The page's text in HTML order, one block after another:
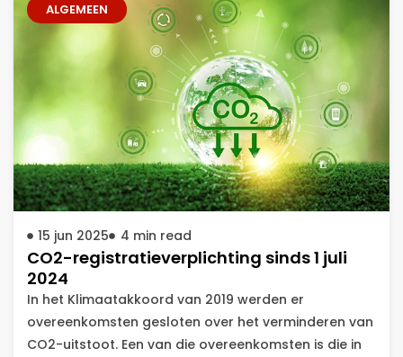
ALGEMEEN
15 jun 2025 4 min read
CO2-registratieverplichting sinds 1 juli
2024
In het Klimaatakkoord van 2019 werden er
overeenkomsten gesloten over het verminderen van
CO2-uitstoot. Een van die overeenkomsten is die in